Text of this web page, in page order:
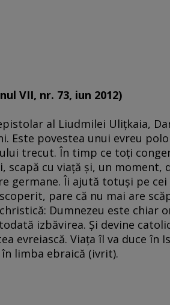
VII, nr. 73, iun 2012)
al Liudmilei Uliţkaia,
Este povestea unui evreu
trecut. În timp ce toţi
scapă cu viaţă şi, un
germane. Îi ajută totuşi pe cei
pare că nu mai are
Dumnezeu este chiar
izbăvirea. Şi devine
evreiască. Viaţa îl va duce în
limba ebraică (ivrit).